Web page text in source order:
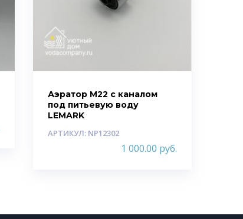
Аэратор M22 с каналом
под питьевую воду
LEMARK
АРТИКУЛ: NP12302
1 000.00 руб.